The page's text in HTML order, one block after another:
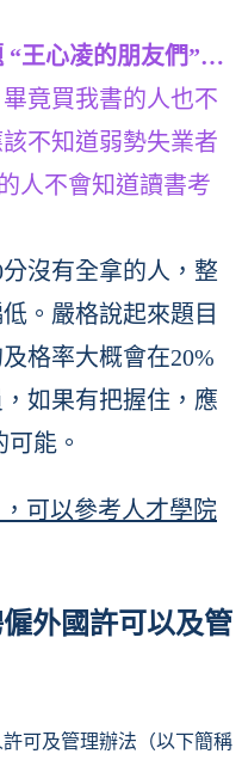
“王心凌的朋友們”…
竟買我書的人也不
不知道弱勢失業者
人不會知道讀書考
沒有全拿的人，整
。嚴格說起來題目
格率大概會在20%
如果有把握住，應
能。
可以參考人才學院
外國許可以及管
可及管理辦法（以下簡稱